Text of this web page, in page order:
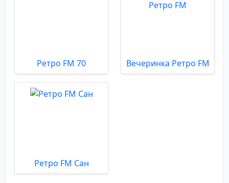
Ретро FM 70 Вечеринка Ретро FM
Ретро FM Сан